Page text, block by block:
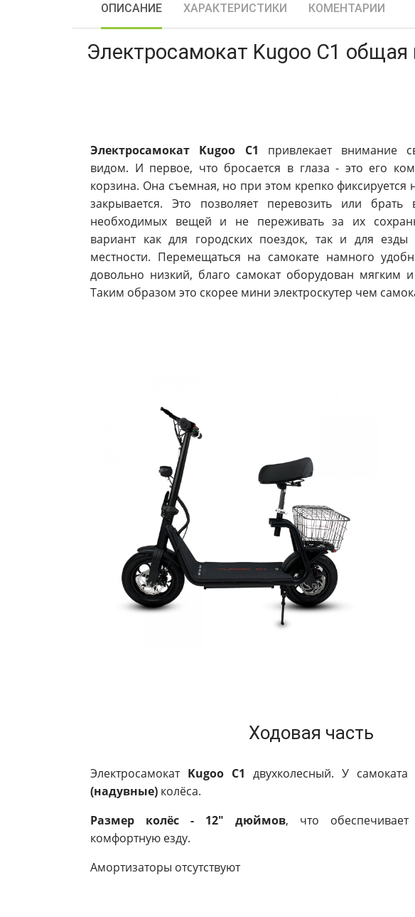
ОПИСАНИЕ ХАРАКТЕРИСТИКИ КОМЕНТАРИИ
Электросамокат Kugoo C1
Электросамокат Kugoo C1 привлекает внимание
видом. И первое, что бросается в глаза - это его
корзина. Она съемная, но при этом крепко
закрывается. Это позволяет перевозить или
необходимых вещей и не переживать за их
вариант как для городских поездок, так и для
местности. Перемещаться на самокате намного
довольно низкий, благо самокат оборудован мягким
Таким образом это скорее мини электроскутер чем
Ходовая часть
Электросамокат Kugoo C1 двухколесный. У самоката
(надувные) колёса.
Размер колёс - 12" дюймов, что
комфортную езду.
Амортизаторы отсутствуют